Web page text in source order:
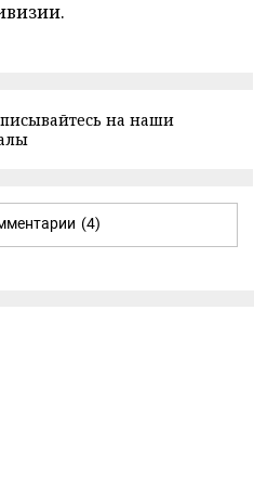
на наши
(4)